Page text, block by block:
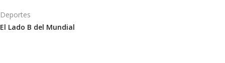
Deportes
El Lado B del Mundial